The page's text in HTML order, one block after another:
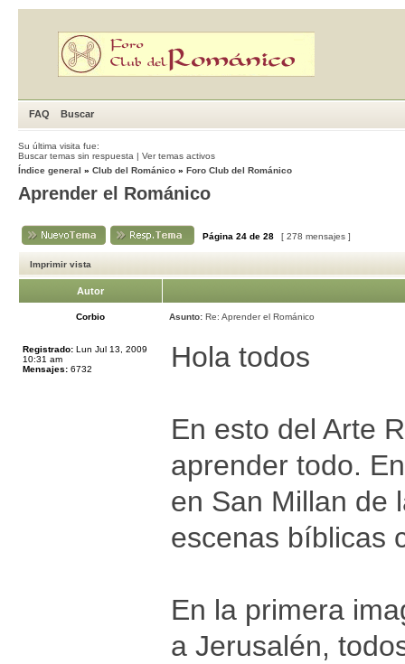
FAQ Buscar
Su última visita fue:
Buscar temas sin respuesta | Ver temas activos
Índice general » Club del Románico » Foro Club del Románico
Aprender el Románico
Página 24 de 28 [ 278 mensajes ]
Imprimir vista
Autor
Corbio Asunto: Re: Aprender el Románico
Registrado: Lun Jul 13, 2009
10:31 am
Mensajes: 6732 Hola todos
En esto del Arte
aprender todo.
en San Millan de
escenas bíblicas
En la primera
a Jerusalén,